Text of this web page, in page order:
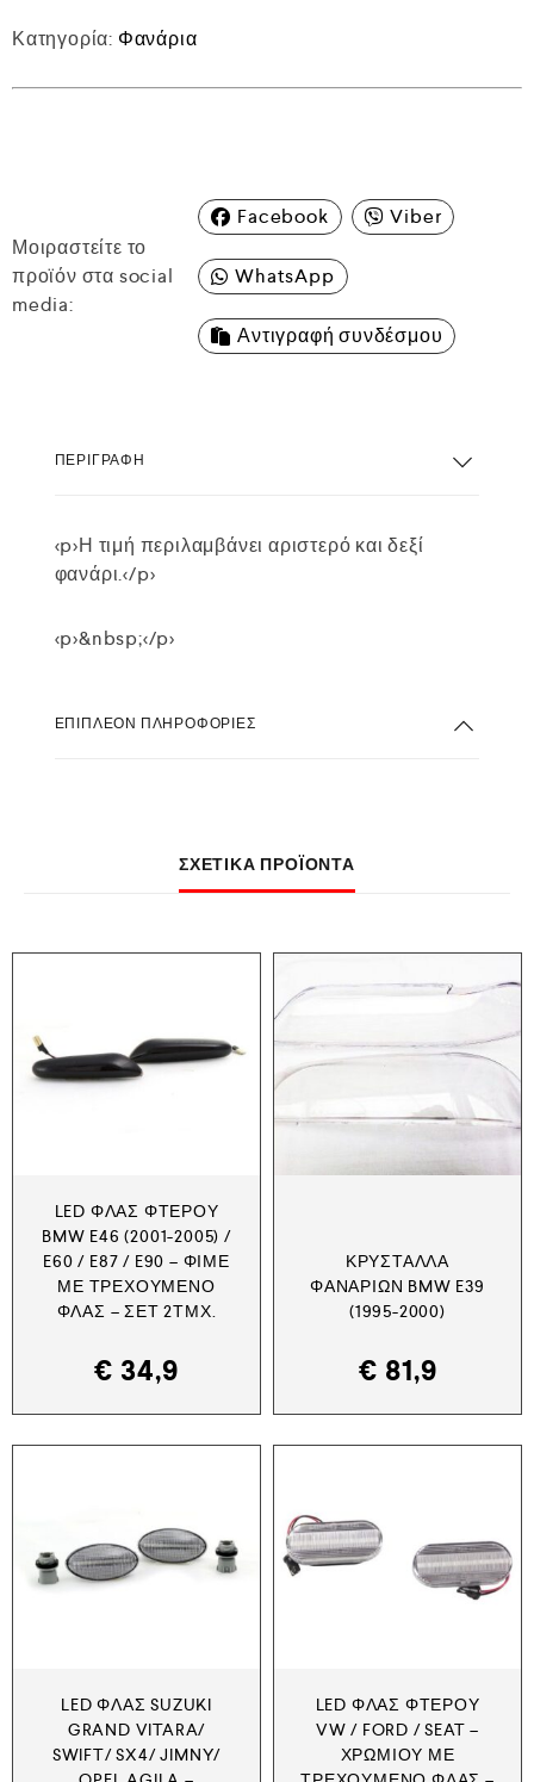
Κατηγορία: Φανάρια
Μοιραστείτε το
προϊόν στα social
media:
Facebook Viber
WhatsApp
Αντιγραφή συνδέσμου
ΠΕΡΙΓΡΑΦΉ
<p>Η τιμή περιλαμβάνει αριστερό και δεξί
φανάρι.</p>
<p>&nbsp;</p>
ΕΠΙΠΛΈΟΝ ΠΛΗΡΟΦΟΡΊΕΣ
ΣΧΕΤΙΚΆ ΠΡΟΪΌΝΤΑ
LED ΦΛΑΣ ΦΤΕΡΟΎ
BMW E46 (2001-2005) /
E60 / E87 / E90 – ΦΙΜΈ
ΜΕ ΤΡΕΧΟΎΜΕΝΟ
ΦΛΑΣ – ΣΕΤ 2ΤΜΧ.
€ 34,9
ΚΡΎΣΤΑΛΛΑ
ΦΑΝΑΡΙΏΝ BMW E39
(1995-2000)
€ 81,9
LED ΦΛΑΣ SUZUKI
GRAND VITARA/
SWIFT/ SX4/ JIMNY/
LED ΦΛΑΣ ΦΤΕΡΟΎ
VW / FORD / SEAT –
ΧΡΩΜΊΟΥ ΜΕ